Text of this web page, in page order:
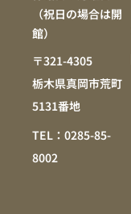
（祝日の場合は開
館）
〒321-4305
栃木県真岡市荒町
5131番地
TEL：0285-85-
8002